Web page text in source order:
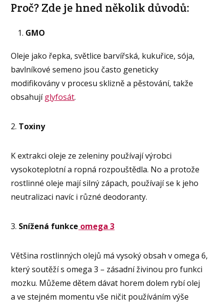
Proč? Zde je hned několik důvodů:
GMO
Oleje jako řepka, světlice barvířská, kukuřice, sója,
bavlníkové semeno jsou často geneticky
modifikovány v procesu sklizně a pěstování, takže
obsahujíglyfosát.
2. Toxiny
K extrakci oleje ze zeleniny používají výrobci
vysokoteplotní a ropná rozpouštědla. No a protože
rostlinné oleje mají silný zápach, používají se k jeho
neutralizaci navíc i různé deodoranty.
3. Snížená funkce omega 3
Většina rostlinných olejů má vysoký obsah v omega 6,
který soutěží s omega 3 – zásadní živinou pro funkci
mozku. Můžeme dětem dávat horem dolem rybí olej
a ve stejném momentu vše ničit používáním výše